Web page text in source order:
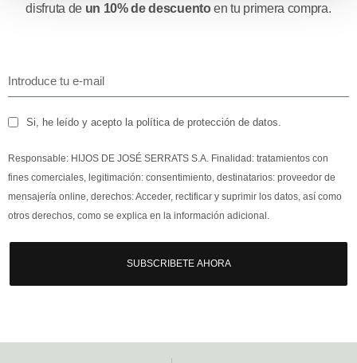
disfruta de un 10% de descuentoen tu primera compra.
Si, he leído y acepto la política de protección de datos.
Responsable: HIJOS DE JOSÉ SERRATS S.A. Finalidad: tratamientos con
fines comerciales, legitimación: consentimiento, destinatarios: proveedor de
mensajería online, derechos: Acceder, rectificar y suprimir los datos, así como
otros derechos, como se explica en la información adicional.
SUBSCRIBETE AHORA